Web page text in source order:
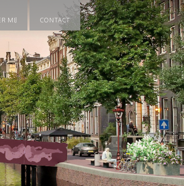
MIJ CONTACT